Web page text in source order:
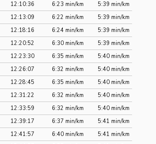
12:10:36 6:23 min/km
5:39 min/km
12:13:09 6:22 min/km
5:39 min/km
12:18:16 6:24 min/km
5:39 min/km
12:20:52 6:30 min/km
5:39 min/km
12:23:30 6:35 min/km
5:40 min/km
12:26:07 6:32 min/km
5:40 min/km
12:28:45 6:35 min/km
5:40 min/km
12:31:22 6:32 min/km
5:40 min/km
12:33:59 6:32 min/km
5:40 min/km
12:39:17 6:37 min/km
5:41 min/km
12:41:57 6:40 min/km
5:41 min/km